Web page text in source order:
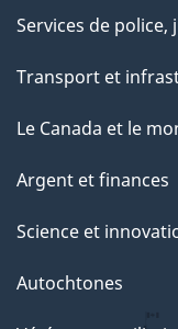
Services de
Transport et
Le Canada et le
Argent et finances
Science et
Autochtones